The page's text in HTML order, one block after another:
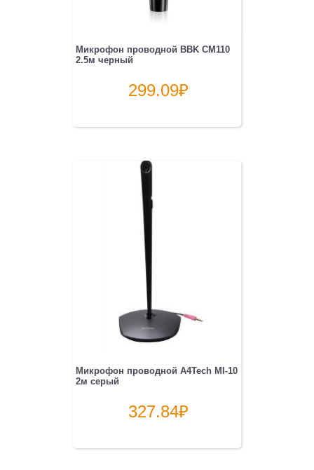
Микрофон проводной BBK CM110
2.5м черный
299.09₽
Микрофон проводной A4Tech MI-10
2м серый
327.84₽